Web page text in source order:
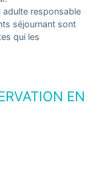
adulte responsable
séjournant sont
qui les
EN